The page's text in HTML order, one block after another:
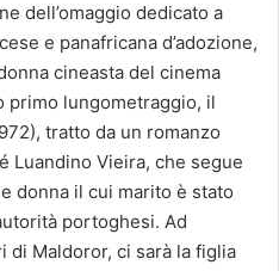
dell’omaggio dedicato a
e panafricana d’adozione,
cineasta del cinema
primo lungometraggio, il
tratto da un romanzo
Luandino Vieira, che segue
donna il cui marito è stato
portoghesi. Ad
di Maldoror, ci sarà la figlia